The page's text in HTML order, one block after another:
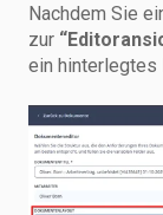
Nachdem Sie
zur
ein hinterlegtes